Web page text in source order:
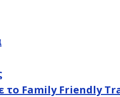
το Family Friendly